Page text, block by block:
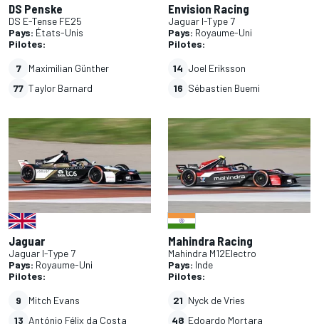
DS Penske
DS E-Tense FE25
Pays: États-Unis
Pilotes:
7
Maximilian Günther
77 Taylor Barnard
Envision Racing
Jaguar I-Type 7
Pays: Royaume-Uni
Pilotes:
14 Joel Eriksson
16 Sébastien Buemi
Jaguar
Jaguar I-Type 7
Pays: Royaume-Uni
Pilotes:
9
Mitch Evans
13 António Félix da Costa
Mahindra Racing
Mahindra M12Electro
Pays: Inde
Pilotes:
21 Nyck de Vries
48 Edoardo Mortara